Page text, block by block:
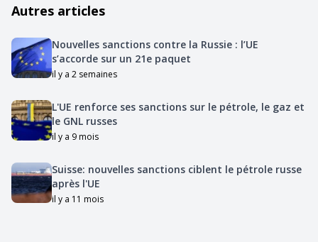
Autres articles
Nouvelles sanctions contre la Russie : l’UE
s’accorde sur un 21e paquet
il y a 2 semaines
L'UE renforce ses sanctions sur le pétrole, le gaz et
le GNL russes
il y a 9 mois
Suisse: nouvelles sanctions ciblent le pétrole russe
après l'UE
il y a 11 mois